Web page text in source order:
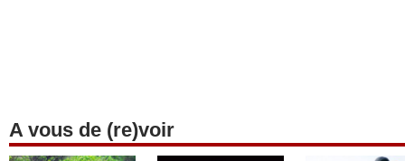
A vous de (re)voir